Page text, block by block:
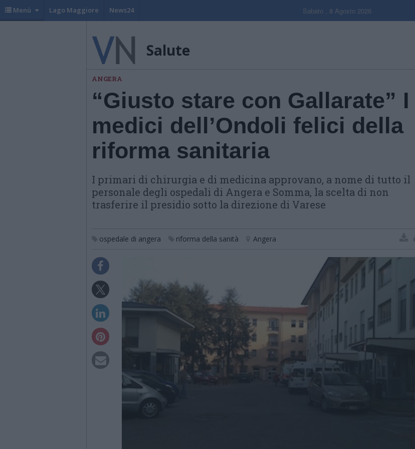
Menù Lago Maggiore News24 Sabato , 8 Agosto 2026
Salute
ANGERA
“Giusto stare con Gallarate” I
medici dell’Ondoli felici della
riforma sanitaria
I primari di chirurgia e di medicina approvano, a nome di tutto il
personale degli ospedali di Angera e Somma, la scelta di non
trasferire il presidio sotto la direzione di Varese
ospedale di angera riforma della sanità Angera